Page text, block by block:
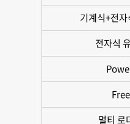
기계식+전
전자식
멀티 로